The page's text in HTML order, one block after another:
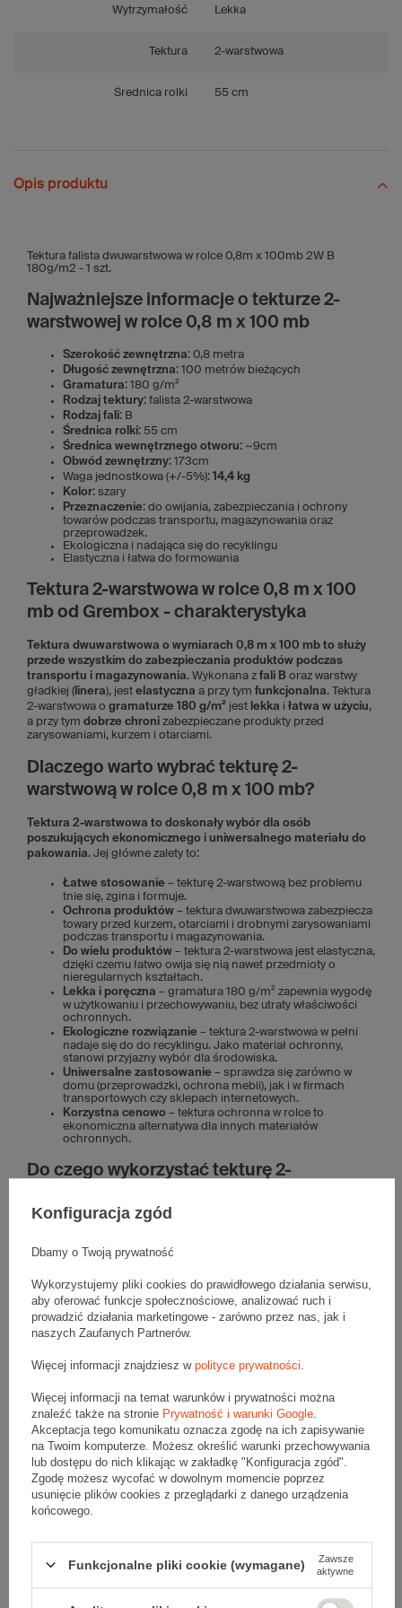
Wytrzymałość Lekka
Tektura 2-warstwowa
Średnica rolki 55 cm
Opis produktu
Tektura falista dwuwarstwowa w rolce 0,8m x 100mb 2W B
180g/m2 - 1 szt.
Najważniejsze informacje o tekturze 2-
warstwowej w rolce 0,8 m x 100 mb
Szerokość zewnętrzna: 0,8 metra
Długość zewnętrzna: 100 metrów bieżących
Gramatura: 180 g/m²
Rodzaj tektury: falista 2-warstwowa
Rodzaj fali: B
Średnica rolki: 55 cm
Średnica wewnętrznego otworu: ~9cm
Obwód zewnętrzny: 173cm
Waga jednostkowa (+/-5%): 14,4 kg
Kolor: szary
Przeznaczenie: do owijania, zabezpieczania i ochrony
towarów podczas transportu, magazynowania oraz
przeprowadzek.
Ekologiczna i nadająca się do recyklingu
Elastyczna i łatwa do formowania
Tektura 2-warstwowa w rolce 0,8 m x 100
mb od Grembox - charakterystyka
Tektura dwuwarstwowa o wymiarach 0,8 m x 100 mb to służy
przede wszystkim do zabezpieczania produktów podczas
transportu i magazynowania. Wykonana z fali B oraz warstwy
gładkiej ( linera), jest elastyczna a przy tym funkcjonalna. Tektura
2-warstwowa o gramaturze 180 g/m² jest lekka i łatwa w użyciu,
a przy tym dobrze chroni zabezpieczane produkty przed
zarysowaniami, kurzem i otarciami.
Dlaczego warto wybrać tekturę 2-
warstwową w rolce 0,8 m x 100 mb?
Tektura 2-warstwowa to doskonały wybór dla osób
poszukujących ekonomicznego i uniwersalnego materiału do
pakowania. Jej główne zalety to:
Łatwe stosowanie – tekturę 2-warstwową bez problemu
tnie się, zgina i formuje.
Ochrona produktów – tektura dwuwarstwowa zabezpiecza
towary przed kurzem, otarciami i drobnymi zarysowaniami
podczas transportu i magazynowania.
Do wielu produktów – tektura 2-warstwowa jest elastyczna,
dzięki czemu łatwo owija się nią nawet przedmioty o
nieregularnych kształtach.
Lekka i poręczna – gramatura 180 g/m² zapewnia wygodę
w użytkowaniu i przechowywaniu, bez utraty właściwości
ochronnych.
Ekologiczne rozwiązanie – tektura 2-warstwowa w pełni
nadaje się do do recyklingu. Jako materiał ochronny,
stanowi przyjazny wybór dla środowiska.
Uniwersalne zastosowanie – sprawdza się zarówno w
domu (przeprowadzki, ochrona mebli), jak i w firmach
transportowych czy sklepach internetowych.
Korzystna cenowo – tektura ochronna w rolce to
ekonomiczna alternatywa dla innych materiałów
ochronnych.
Do czego wykorzystać tekturę 2-
Tektura 2-warstwowa w rolce doskonale sprawdza się do:
owijania mebli i elementów wyposażenia podczas
zabezpieczania sprzętu AGD i RTV przed otarciami i
kurzem,
stosowania jako przekładki między produktami na palecie,
ochrony książek, dokumentów i materiałów biurowych w
transporcie,
zawijania drobnych paczek i produktów w sklepie
wykorzystania jako warstwa ochronna przy malowaniu i
pakowania nieregularnych przedmiotów, które trudno
zabezpieczyć w klasycznym kartonie.
Powyższa lista to tylko przykłady. W razie wątpliwości, w jaki
sposób wykorzystać tekturę 2-warstwową w rolce 0,8 m x 100
mb, zachęcamy dokontaktu z naszym Biurem Obsługi Klienta
Kto korzysta z tektury 2-warstwowej w
rolce 0,8 m x 100 mb?
najczęściej:
firmy logistyczne i transportowe,
sklepy internetowe (do zabezpieczania przesyłek),
Konfiguracja zgód
Dbamy o Twoją prywatność
Wykorzystujemy pliki cookies do prawidłowego działania serwisu,
aby oferować funkcje społecznościowe, analizować ruch i
prowadzić działania marketingowe - zarówno przez nas, jak i
naszych Zaufanych Partnerów.
Więcej informacji znajdziesz w polityce prywatności
Więcej informacji na temat warunków i prywatności można
znaleźć także na stronie Prywatność i warunki Google
Akceptacja tego komunikatu oznacza zgodę na ich zapisywanie
na Twoim komputerze. Możesz określić warunki przechowywania
lub dostępu do nich klikając w zakładkę "Konfiguracja zgód".
Zgodę możesz wycofać w dowolnym momencie poprzez
usunięcie plików cookies z przeglądarki z danego urządzenia
końcowego.
Funkcjonalne pliki cookie (wymagane)
Zawsze
aktywne